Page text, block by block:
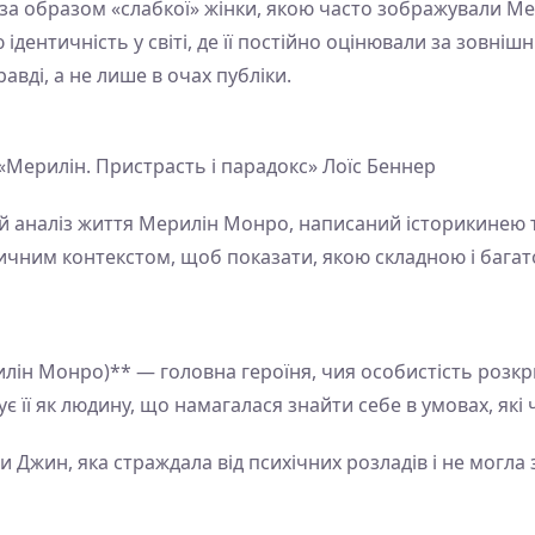
образом «слабкої» жінки, якою часто зображували
у світі, де її постійно оцінювали за
а не лише в очах публіки.
Пристрасть і парадокс» Лоїс Беннер
життя Мерилін Монро, написаний історикинею
контекстом, щоб показати, якою складною і
Монро)** — головна героїня, чия особистість
її як людину, що намагалася знайти себе в умовах, які
яка страждала від психічних розладів і не могла